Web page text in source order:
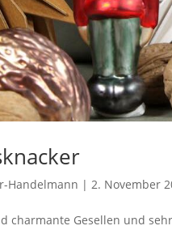
Handelmann |2. November
charmante Gesellen und